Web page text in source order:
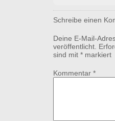
Schreibe einen
Deine E-Mail-
veröffentlicht.
sind mit * markiert
Kommentar *